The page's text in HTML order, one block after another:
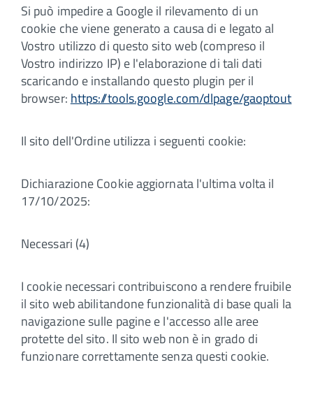
Si può impedire a Google il rilevamento di un
cookie che viene generato a causa di e legato al
Vostro utilizzo di questo sito web (compreso il
Vostro indirizzo IP) e l'elaborazione di tali dati
scaricando e installando questo plugin per il
browser: https://tools.google.com/dlpage/gaoptout
Il sito dell'Ordine utilizza i seguenti cookie:
Dichiarazione Cookie aggiornata l'ultima volta il
17/10/2025:
Necessari (4)
I cookie necessari contribuiscono a rendere fruibile
il sito web abilitandone funzionalità di base quali la
navigazione sulle pagine e l'accesso alle aree
protette del sito. Il sito web non è in grado di
funzionare correttamente senza questi cookie.